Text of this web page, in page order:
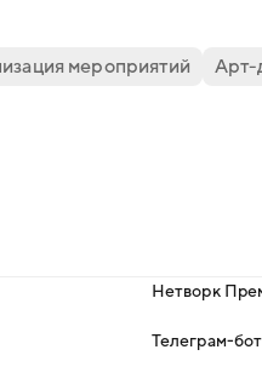
мероприятий Арт-
Нетворк
Телеграм-